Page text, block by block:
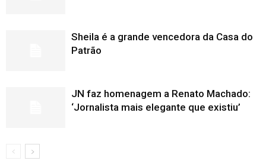
Sheila é a grande vencedora da Casa do
Patrão
JN faz homenagem a Renato Machado:
‘Jornalista mais elegante que existiu’